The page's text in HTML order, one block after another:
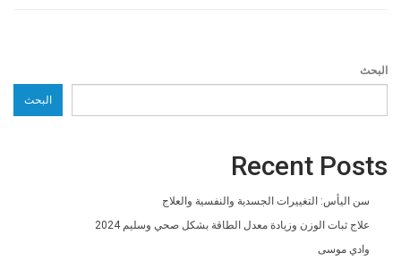
البحث
البحث
Recent Posts
سن اليأس: التغييرات الجسدية والنفسية والعلاج
علاج ثبات الوزن وزيادة معدل الطاقة بشكل صحي وسليم 2024
وادي موسى